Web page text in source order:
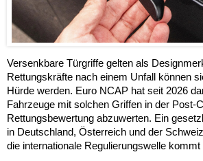
Versenkbare Türgriffe gelten als
Rettungskräfte nach einem Unfall können
Hürde werden. Euro NCAP hat seit 2026
Fahrzeuge mit solchen Griffen in der Post-
Rettungsbewertung abzuwerten. Ein
in Deutschland, Österreich und der
die internationale Regulierungswelle kommt